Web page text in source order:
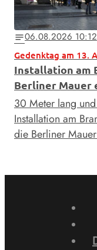
notes06.08.2026 10:12
Gedenktag am 13.
Installation am
Berliner Mauer
30 Meter lang
Installation am
die Berliner